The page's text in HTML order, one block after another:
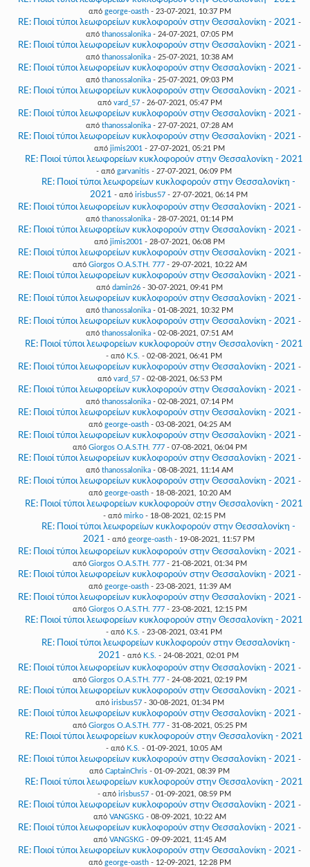
από george-oasth- 23-07-2021, 10:37 PM
RE: Ποιοί τύποι λεωφορείων κυκλοφορούν στην Θεσσαλονίκη - 2021 -
από thanossalonika - 24-07-2021, 07:05 PM
RE: Ποιοί τύποι λεωφορείων κυκλοφορούν στην Θεσσαλονίκη - 2021 -
από thanossalonika - 25-07-2021, 10:38 AM
RE: Ποιοί τύποι λεωφορείων κυκλοφορούν στην Θεσσαλονίκη - 2021 -
από thanossalonika - 25-07-2021, 09:03 PM
RE: Ποιοί τύποι λεωφορείων κυκλοφορούν στην Θεσσαλονίκη - 2021 -
από vard_57- 26-07-2021, 05:47 PM
RE: Ποιοί τύποι λεωφορείων κυκλοφορούν στην Θεσσαλονίκη - 2021 -
από thanossalonika - 27-07-2021, 07:28 AM
RE: Ποιοί τύποι λεωφορείων κυκλοφορούν στην Θεσσαλονίκη - 2021 -
από jimis2001 - 27-07-2021, 05:21 PM
RE: Ποιοί τύποι λεωφορείων κυκλοφορούν στην Θεσσαλονίκη - 2021
- από garvanitis - 27-07-2021, 06:09 PM
RE: Ποιοί τύποι λεωφορείων κυκλοφορούν στην Θεσσαλονίκη -
2021 - από irisbus57- 27-07-2021, 06:14 PM
RE: Ποιοί τύποι λεωφορείων κυκλοφορούν στην Θεσσαλονίκη - 2021 -
από thanossalonika - 28-07-2021, 01:14 PM
RE: Ποιοί τύποι λεωφορείων κυκλοφορούν στην Θεσσαλονίκη - 2021 -
από jimis2001 - 28-07-2021, 06:08 PM
RE: Ποιοί τύποι λεωφορείων κυκλοφορούν στην Θεσσαλονίκη - 2021 -
από Giorgos O.A.S.TH. 777- 29-07-2021, 10:22 AM
RE: Ποιοί τύποι λεωφορείων κυκλοφορούν στην Θεσσαλονίκη - 2021 -
από damin26 - 30-07-2021, 09:41 PM
RE: Ποιοί τύποι λεωφορείων κυκλοφορούν στην Θεσσαλονίκη - 2021 -
από thanossalonika - 01-08-2021, 10:32 PM
RE: Ποιοί τύποι λεωφορείων κυκλοφορούν στην Θεσσαλονίκη - 2021 -
από thanossalonika - 02-08-2021, 07:51 AM
RE: Ποιοί τύποι λεωφορείων κυκλοφορούν στην Θεσσαλονίκη - 2021
- από K.S. - 02-08-2021, 06:41 PM
RE: Ποιοί τύποι λεωφορείων κυκλοφορούν στην Θεσσαλονίκη - 2021 -
από vard_57- 02-08-2021, 06:53 PM
RE: Ποιοί τύποι λεωφορείων κυκλοφορούν στην Θεσσαλονίκη - 2021 -
από thanossalonika - 02-08-2021, 07:14 PM
RE: Ποιοί τύποι λεωφορείων κυκλοφορούν στην Θεσσαλονίκη - 2021 -
από george-oasth- 03-08-2021, 04:25 AM
RE: Ποιοί τύποι λεωφορείων κυκλοφορούν στην Θεσσαλονίκη - 2021 -
από Giorgos O.A.S.TH. 777- 07-08-2021, 06:04 PM
RE: Ποιοί τύποι λεωφορείων κυκλοφορούν στην Θεσσαλονίκη - 2021 -
από thanossalonika - 08-08-2021, 11:14 AM
RE: Ποιοί τύποι λεωφορείων κυκλοφορούν στην Θεσσαλονίκη - 2021 -
από george-oasth- 18-08-2021, 10:20 AM
RE: Ποιοί τύποι λεωφορείων κυκλοφορούν στην Θεσσαλονίκη - 2021
- από mirko- 18-08-2021, 02:15 PM
RE: Ποιοί τύποι λεωφορείων κυκλοφορούν στην Θεσσαλονίκη -
2021 - από george-oasth- 19-08-2021, 11:57 PM
RE: Ποιοί τύποι λεωφορείων κυκλοφορούν στην Θεσσαλονίκη - 2021 -
από Giorgos O.A.S.TH. 777- 21-08-2021, 01:34 PM
RE: Ποιοί τύποι λεωφορείων κυκλοφορούν στην Θεσσαλονίκη - 2021 -
από george-oasth- 23-08-2021, 11:39 AM
RE: Ποιοί τύποι λεωφορείων κυκλοφορούν στην Θεσσαλονίκη - 2021 -
από Giorgos O.A.S.TH. 777- 23-08-2021, 12:15 PM
RE: Ποιοί τύποι λεωφορείων κυκλοφορούν στην Θεσσαλονίκη - 2021
- από K.S. - 23-08-2021, 03:41 PM
RE: Ποιοί τύποι λεωφορείων κυκλοφορούν στην Θεσσαλονίκη -
2021 - από K.S. - 24-08-2021, 02:01 PM
RE: Ποιοί τύποι λεωφορείων κυκλοφορούν στην Θεσσαλονίκη - 2021 -
από Giorgos O.A.S.TH. 777- 24-08-2021, 02:19 PM
RE: Ποιοί τύποι λεωφορείων κυκλοφορούν στην Θεσσαλονίκη - 2021 -
από irisbus57- 30-08-2021, 01:34 PM
RE: Ποιοί τύποι λεωφορείων κυκλοφορούν στην Θεσσαλονίκη - 2021 -
από Giorgos O.A.S.TH. 777- 31-08-2021, 05:25 PM
RE: Ποιοί τύποι λεωφορείων κυκλοφορούν στην Θεσσαλονίκη - 2021
- από K.S. - 01-09-2021, 10:05 AM
RE: Ποιοί τύποι λεωφορείων κυκλοφορούν στην Θεσσαλονίκη - 2021 -
από CaptainChris - 01-09-2021, 08:39 PM
RE: Ποιοί τύποι λεωφορείων κυκλοφορούν στην Θεσσαλονίκη - 2021
- από irisbus57- 01-09-2021, 08:59 PM
RE: Ποιοί τύποι λεωφορείων κυκλοφορούν στην Θεσσαλονίκη - 2021 -
από VANGSKG- 08-09-2021, 10:22 AM
RE: Ποιοί τύποι λεωφορείων κυκλοφορούν στην Θεσσαλονίκη - 2021 -
από VANGSKG- 09-09-2021, 11:45 AM
RE: Ποιοί τύποι λεωφορείων κυκλοφορούν στην Θεσσαλονίκη - 2021 -
από george-oasth- 12-09-2021, 12:28 PM